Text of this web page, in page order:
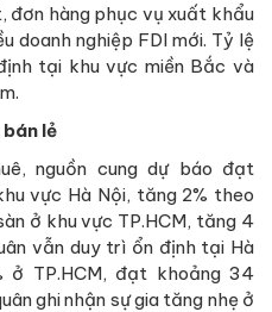
đơn hàng phục vụ xuất khẩu
doanh nghiệp FDI mới. Tỷ lệ
tại khu vực miền Bắc và
lẻ
nguồn cung dự báo đạt
vực Hà Nội, tăng 2% theo
ở khu vực TP.HCM, tăng 4
vẫn duy trì ổn định tại Hà
TP.HCM, đạt khoảng 34
ghi nhận sự gia tăng nhẹ ở